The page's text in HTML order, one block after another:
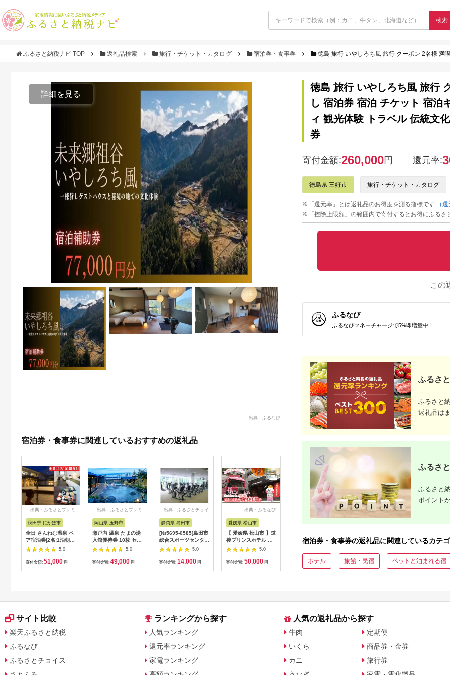
検索
ふるさと納税ナビ TOP 返礼品検索 旅行・チケット・カタログ 宿泊券・食事券 徳島 旅行 いやしろち風 旅行 クーポン 2名様 満喫プラン77,000円分一棟貸し 宿泊券 宿
詳細を見る
出典：ふるなび
宿泊券・食事券に関連しているおすすめの返礼品
出典：ふるさとプレミ
秋田県 にかほ市
全日 さんねむ温泉 ペ
ア宿泊券[2名:1泊朝食
付・スタンダードツイ
ン] 旅行券 チケット
5.0
寄付金額: 51,000 円
出典：ふるさとプレミ
岡山県 玉野市
瀬戸内 温泉 たまの湯
入館優待券 10枚 セッ
ト 利用券 チケット
5.0
寄付金額: 49,000 円
出典：ふるさとチョイ
静岡県 島田市
[№5695-0585]島田市
総合スポーツセンター
利用回数券12枚綴り
（プールorトレーニン
グ室)
5.0
寄付金額: 14,000 円
出典：ふるなび
愛媛県 松山市
【 愛媛県 松山市 】道
後プリンスホテル 宿
泊補助券 15000円分 |
四国 温泉 道後 旅行
道後【DPH003】
5.0
寄付金額: 50,000 円
出典：ふるさとチョイ
ダーセットアップお仕
石川 金沢 加賀百万石
加賀 百万石 北陸 北陸
復興 北陸支援
寄付金額:317,000
出典：ふるさとチョイ
ねこらぼ 施設ご利用
【1349586】
寄付金額: 12,000円
短2営業
ルで使用
助券 楽
出を！ 宿
ラベル 宿
寄付金額:
徳島 旅行 いやしろち風 旅行
し 宿泊券 宿泊 チケット 宿泊
ィ 観光体験 トラベル 伝統文
券
寄付金額:260,000円 還元率:
徳島県 三好市 旅行・チケット・カタログ
※「還元率」とは返礼品のお得度を測る指標です
（
※「控除上限額」の範囲内で寄付するとお得にふるさ
この
ふるなび
ふるなびマネーチャージで5%即増量中！
ふるさ
ふるさと
返礼品は
ふるさ
ふるさと
ポイント
宿泊券・食事券の返礼品に関連しているカテ
ホテル 旅館・民宿 ペットと泊まれる宿
サイト比較
楽天ふるさと納税
ふるなび
ふるさとチョイス
ランキングから探す
人気ランキング
還元率ランキング
家電ランキング
人気の返礼品から探す
牛肉
いくら
カニ
定期便
商品券・金券
旅行券